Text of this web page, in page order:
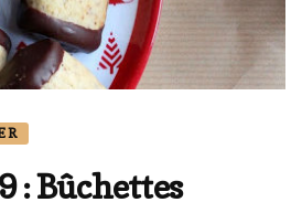
: Bûchettes